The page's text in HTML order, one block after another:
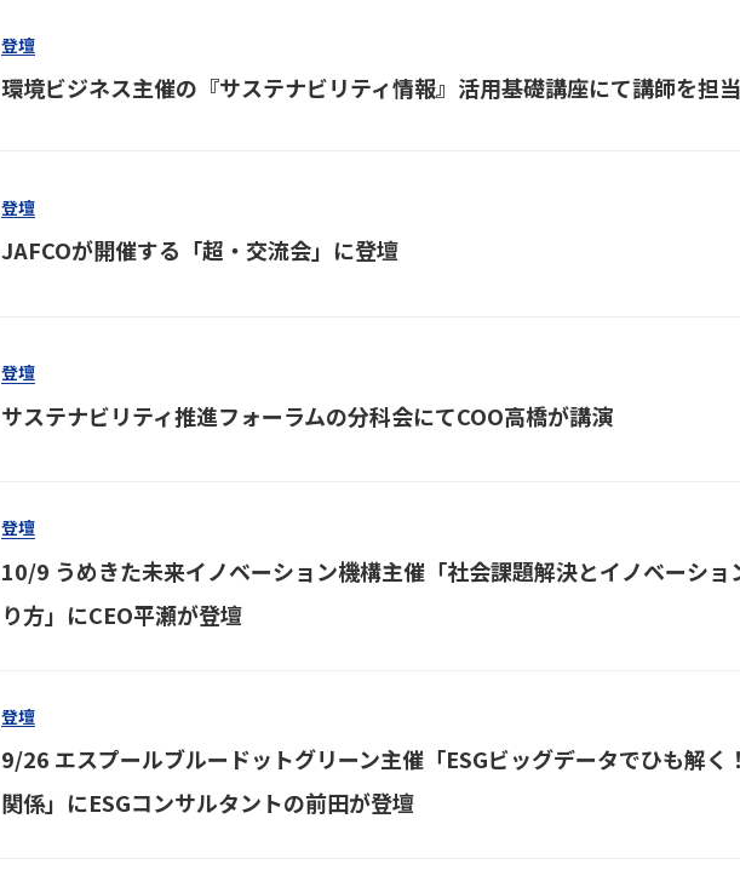
登壇
環境ビジネス主催の『サステナビリティ情報』活用基礎講座にて講師を担当
登壇
JAFCOが開催する「超・交流会」に登壇
登壇
サステナビリティ推進フォーラムの分科会にてCOO高橋が講演
登壇
10/9 うめきた未来イノベーション機構主催「社会課題解決とイノベーショ
り方」にCEO平瀬が登壇
登壇
9/26 エスプールブルードットグリーン主催「ESGビッグデータでひも解く
関係」にESGコンサルタントの前田が登壇